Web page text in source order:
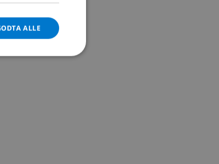
NORWEGIAN
ALLE